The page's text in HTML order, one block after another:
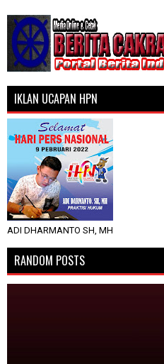
IKLAN UCAPAN HPN
ADI DHARMANTO SH, MH
RANDOM POSTS